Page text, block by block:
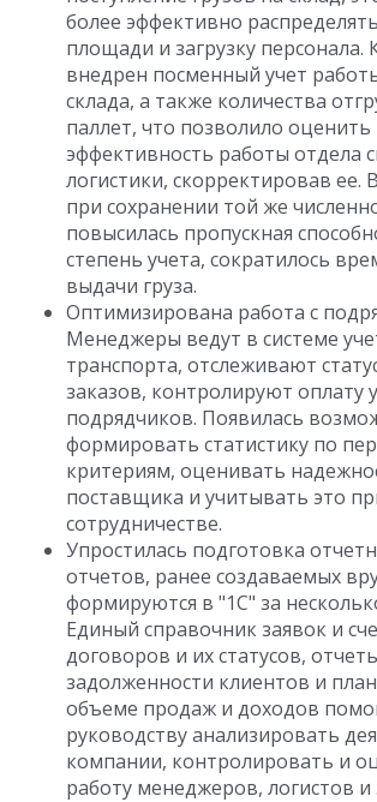
более эффективно
площади и загрузку персонала.
внедрен посменный учет
склада, а также количества
паллет, что позволило
эффективность работы отдела
логистики, скорректировав ее.
при сохранении той же
повысилась пропускная
степень учета, сократилось
выдачи груза.
Оптимизирована работа с
Менеджеры ведут в системе
транспорта, отслеживают
заказов, контролируют оплату
подрядчиков. Появилась
формировать статистику по
критериям, оценивать
поставщика и учитывать это
сотрудничестве.
Упростилась подготовка
отчетов, ранее создаваемых
формируются в "1С" за
Единый справочник заявок и
договоров и их статусов,
задолженности клиентов и
объеме продаж и доходов
руководству анализировать
компании, контролировать и
работу менеджеров, логистов и